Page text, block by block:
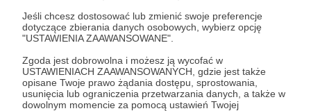
Jeśli chcesz dostosować lub zmienić swoje preferencje
dotyczące zbierania danych osobowych, wybierz opcję
"USTAWIENIA ZAAWANSOWANE".
Zgoda jest dobrowolna i możesz ją wycofać w
USTAWIENIACH ZAAWANSOWANYCH, gdzie jest także
opisane Twoje prawo żądania dostępu, sprostowania,
usunięcia lub ograniczenia przetwarzania danych, a także w
dowolnym momencie za pomocą ustawień Twojej
* Zapoznałem się i akceptujęRegulaminserwisu oraz
Prywatności.
* Wyrażam zgodę na przetwarzanie moich danych
osobowych podanych w formularzu rejestracyjnym w celu
prawidłowego świadczenia usług serwisu Patronite.